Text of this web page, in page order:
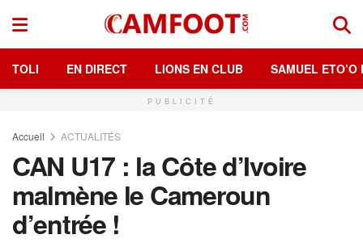
TOLI EN DIRECT LIONS EN CLUB SAMUEL ETO’O
PUBLICITÉ
Accueil ACTUALITÉS
CAN U17 : la Côte d’Ivoire
malmène le Cameroun
d’entrée !